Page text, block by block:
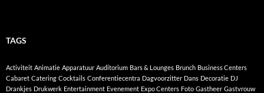
TAGS
Activiteit Animatie Apparatuur Auditorium Bars & Lounges Brunch Business Centers
Cabaret Catering Cocktails Conferentiecentra Dagvoorzitter Dans Decoratie DJ
Drankjes Drukwerk Entertainment Evenement Expo Centers Foto Gastheer Gastvrouw